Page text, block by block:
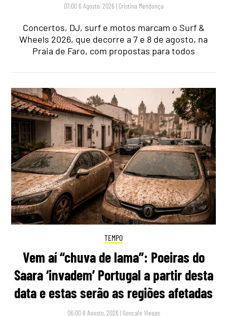
07:00 6 Agosto, 2026 | Cristina Mendonça
Concertos, DJ, surf e motos marcam o Surf &
Wheels 2026, que decorre a 7 e 8 de agosto, na
Praia de Faro, com propostas para todos
TEMPO
Vem aí “chuva de lama”: Poeiras do
Saara ‘invadem’ Portugal a partir desta
data e estas serão as regiões afetadas
06:00 6 Agosto, 2026 | Gonçalo Viegas